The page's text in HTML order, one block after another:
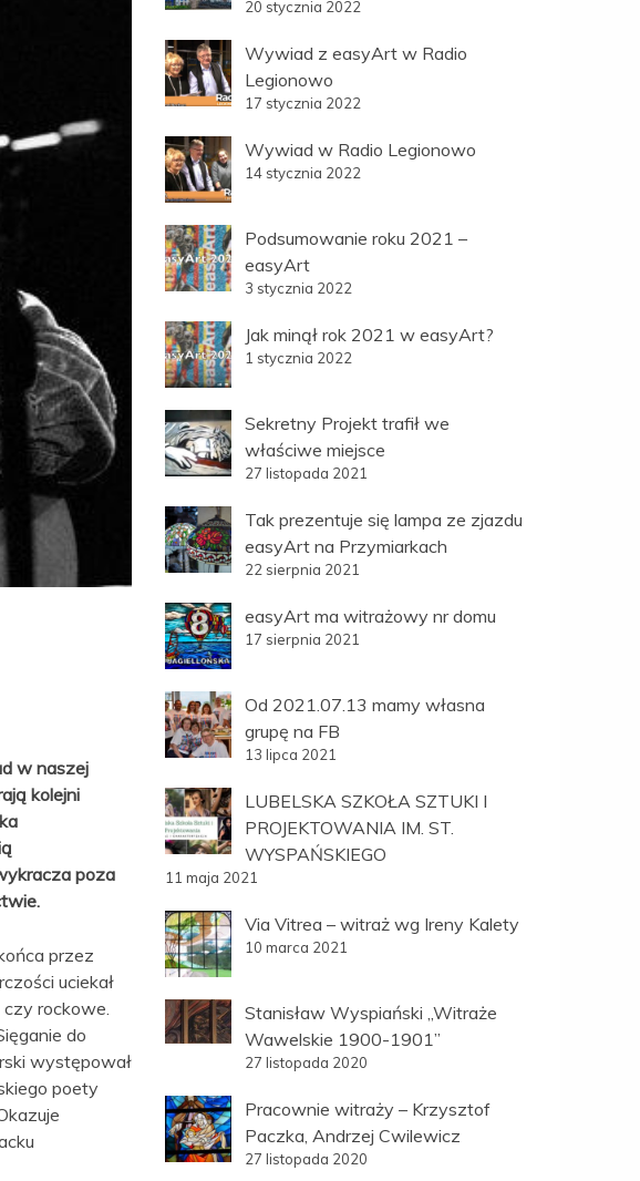
w naszej
kolejni
poza
przez
uciekał
rockowe.
do
występował
poety
20 stycznia 2022
Wywiad z easyArt w Radio
Legionowo
17 stycznia 2022
Wywiad w Radio Legionowo
14 stycznia 2022
Podsumowanie roku 2021 –
easyArt
3 stycznia 2022
Jak minął rok 2021 w easyArt?
1 stycznia 2022
Sekretny Projekt trafił we
właściwe miejsce
27 listopada 2021
Tak prezentuje się lampa ze zjazdu
easyArt na Przymiarkach
22 sierpnia 2021
easyArt ma witrażowy nr domu
17 sierpnia 2021
Od 2021.07.13 mamy własna
grupę na FB
13 lipca 2021
LUBELSKA SZKOŁA SZTUKI I
PROJEKTOWANIA IM. ST.
WYSPAŃSKIEGO
11 maja 2021
Via Vitrea – witraż wg Ireny Kalety
10 marca 2021
Stanisław Wyspiański „Witraże
Wawelskie 1900-1901”
27 listopada 2020
Pracownie witraży – Krzysztof
Paczka, Andrzej Cwilewicz
27 listopada 2020